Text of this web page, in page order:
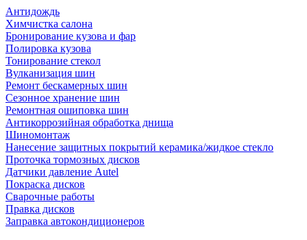
Антидождь
Химчистка салона
Бронирование кузова и фар
Полировка кузова
Тонирование стекол
Вулканизация шин
Ремонт бескамерных шин
Сезонное хранение шин
Ремонтная ошиповка шин
Антикоррозийная обработка днища
Шиномонтаж
Нанесение защитных покрытий керамика/жидкое стекло
Проточка тормозных дисков
Датчики давление Autel
Покраска дисков
Сварочные работы
Правка дисков
Заправка автокондиционеров